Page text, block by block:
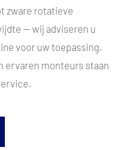
zware rotatieve
— wij adviseren u
voor uw toepassing.
ervaren monteurs staan